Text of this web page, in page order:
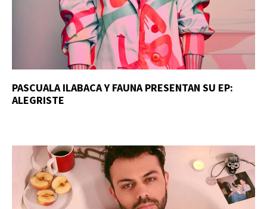
PASCUALA ILABACA Y FAUNA PRESENTAN SU EP:
ALEGRISTE